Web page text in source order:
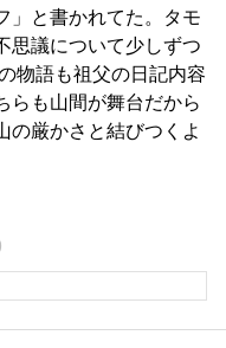
」と書かれてた。タモ
思議について少しずつ
物語も祖父の日記内容
らも山間が舞台だから
の厳かさと結びつくよ